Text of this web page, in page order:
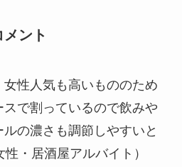
ント
女性人気も高いもののため
で割っているので飲みや
の濃さも調節しやすいと
・居酒屋アルバイト）